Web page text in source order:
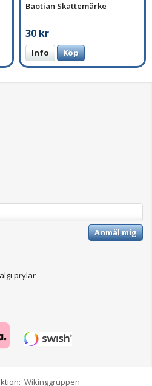
Baotian Skattemärke
30 kr
Info Köp
Anmäl mig
prylar
Wikinggruppen